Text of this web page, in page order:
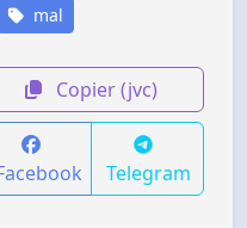
mal
Copier (jvc)
Telegram